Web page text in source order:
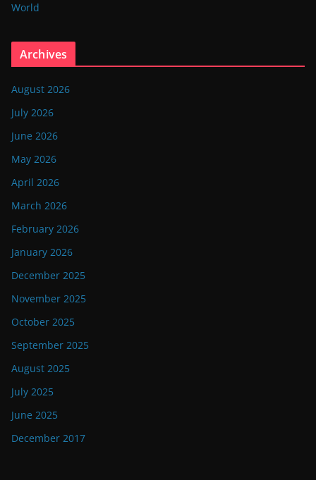
World
Archives
August 2026
July 2026
June 2026
May 2026
April 2026
March 2026
February 2026
January 2026
December 2025
November 2025
October 2025
September 2025
August 2025
July 2025
June 2025
December 2017